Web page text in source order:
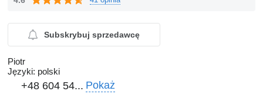
Subskrybuj sprzedawcę
Piotr
Języki: polski
+48 604 54... Pokaż